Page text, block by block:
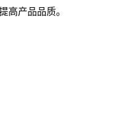
高产品品质。